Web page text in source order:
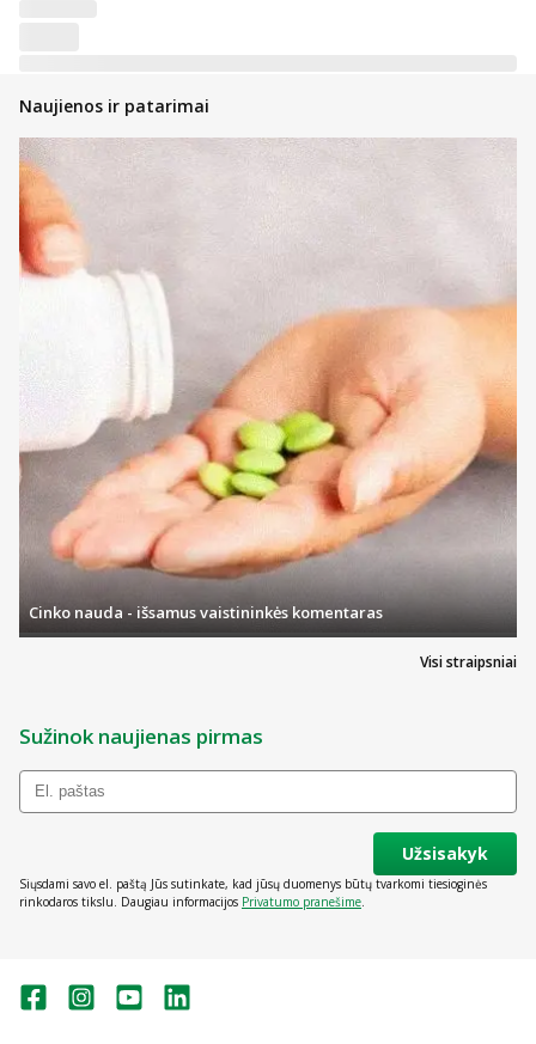
Naujienos ir patarimai
Visi straipsniai
Cinko nauda - išsamus vaistininkės komentaras
Sužinok naujienas pirmas
Užsisakyk
Siųsdami savo el. paštą Jūs sutinkate, kad jūsų duomenys būtų tvarkomi tiesioginės
rinkodaros tikslu. Daugiau informacijos Privatumo pranešime.